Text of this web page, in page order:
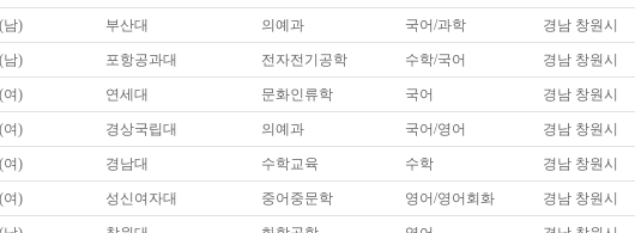
(남) 부산대 의예과 국어/과학 경남 창원시
(남) 포항공과대 전자전기공학 수학/국어 경남 창원시
(여) 연세대 문화인류학 국어 경남 창원시
(여) 경상국립대 의예과 국어/영어 경남 창원시
(여) 경남대 수학교육 수학 경남 창원시
(여) 성신여자대 중어중문학 영어/영어회화 경남 창원시